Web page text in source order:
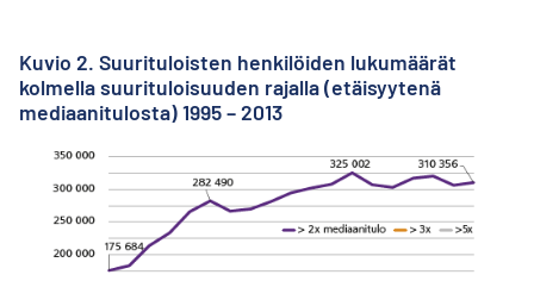
Kuvio 2. Suurituloisten henkilöiden lukumäärät
kolmella suurituloisuuden rajalla (etäisyytenä
mediaanitulosta) 1995 – 2013